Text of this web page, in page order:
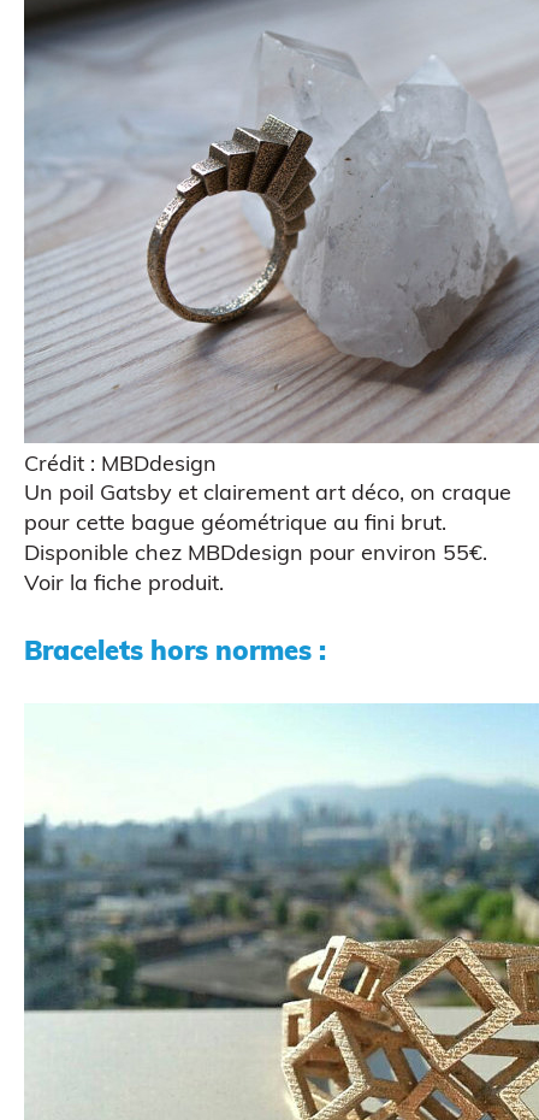
Crédit : MBDdesign
Un poil Gatsby et clairement art déco, on craque
pour cette bague géométrique au fini brut.
Disponible chez MBDdesign pour environ 55€.
Voir la fiche produit.
Bracelets hors normes :